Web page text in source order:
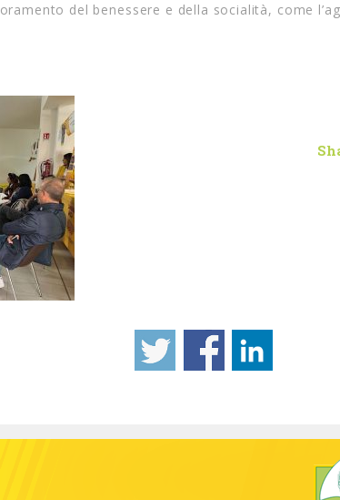
del benessere e della socialità, come